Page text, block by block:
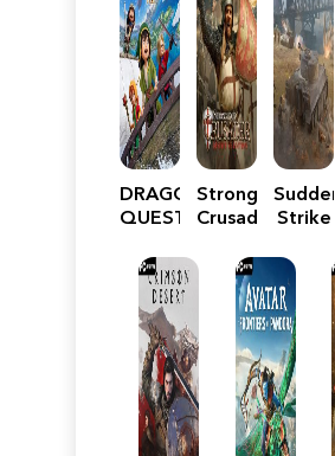
DRAGON
QUEST
Reimagined
Stronghold
Crusader:
Edition
Sudden
Strike